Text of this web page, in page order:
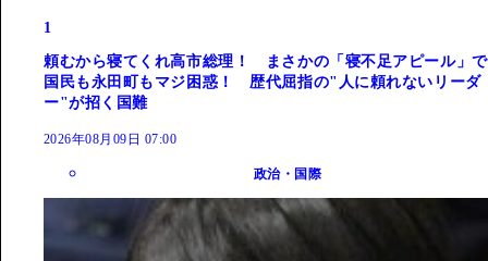
1
頼むから寝てくれ高市総理！ まさかの「寝不足アピール」で
国民も永田町もマジ困惑！ 歴代屈指の"人に頼れないリーダ
ー"が招く国難
2026年08月09日 07:00
政治・国際